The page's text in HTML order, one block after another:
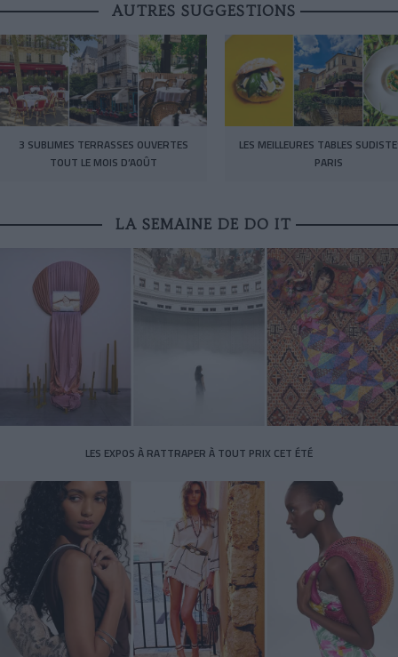
AUTRES SUGGESTIONS
3 SUBLIMES TERRASSES OUVERTES
TOUT LE MOIS D’AOÛT
LES MEILLEURES TABLES
PARIS
LA SEMAINE DE DO IT
LES EXPOS À RATTRAPER À TOUT PRIX CET ÉTÉ